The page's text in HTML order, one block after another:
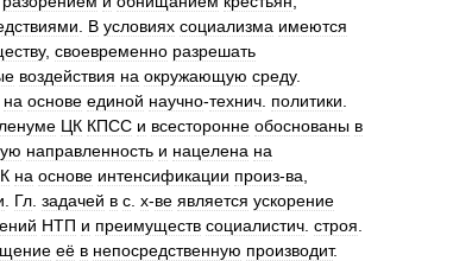
В условиях социализма имеются
, своевременно разрешать
воздействия на окружающую среду.
на основе единой научно-технич политики
ЦК КПСС и всесторонне обоснованы в
направленность и нацелена на
на основе интенсификации произ-ва
Гл задачей в с х-ве является ускорение
НТП и преимуществ социалистич строя
её в непосредственную производит.